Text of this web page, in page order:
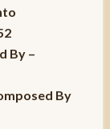
By –
By